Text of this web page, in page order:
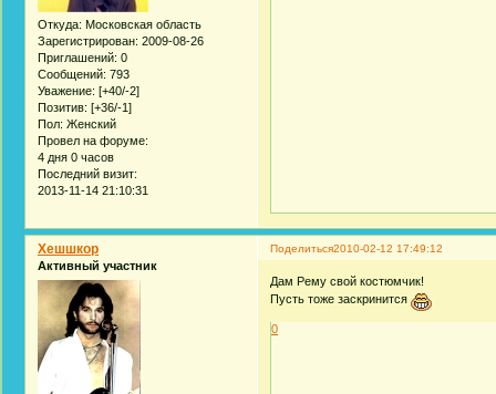
Откуда: Московская область
Зарегистрирован: 2009-08-26
Приглашений: 0
Сообщений: 793
Уважение: [+40/-2]
Позитив: [+36/-1]
Пол: Женский
Провел на форуме:
4 дня 0 часов
Последний визит:
2013-11-14 21:10:31
Поделиться2010-02-12 17:49:12
Хешшкор
Активный участник
Дам Рему свой костюмчик!
Пусть тоже заскринится
0